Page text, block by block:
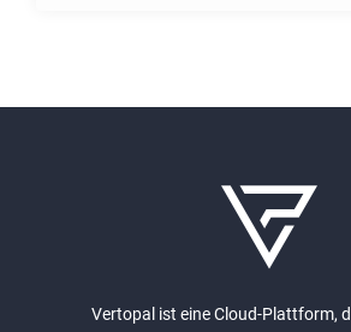
Vertopal ist eine Cloud-Plattform,